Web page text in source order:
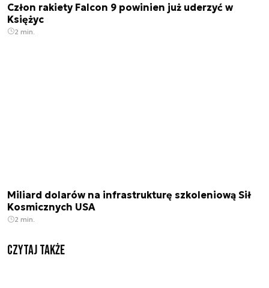
Człon rakiety Falcon 9 powinien już uderzyć w
Księżyc
2 min.
Miliard dolarów na infrastrukturę szkoleniową Sił
Kosmicznych USA
2 min.
Czytaj także